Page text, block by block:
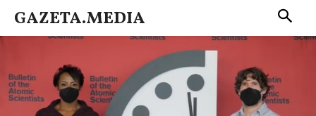
GAZETA.MEDIA